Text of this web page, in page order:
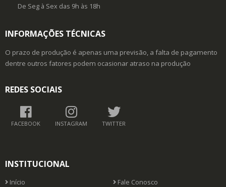
De Seg à Sex das 9h às 18h
INFORMAÇÕES TÉCNICAS
O prazo de produção é apenas uma previsão, a falta de pagamento
dentre outros fatores podem ocasionar atraso na produção
REDES SOCIAIS
FACEBOOK INSTAGRAM TWITTER
INSTITUCIONAL
Início
Fale Conosco